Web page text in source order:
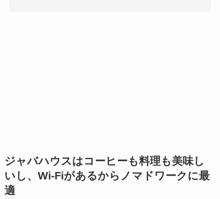
ジャバハウスはコーヒーも料理も美味し
いし、Wi-Fiがあるからノマドワークに最
適